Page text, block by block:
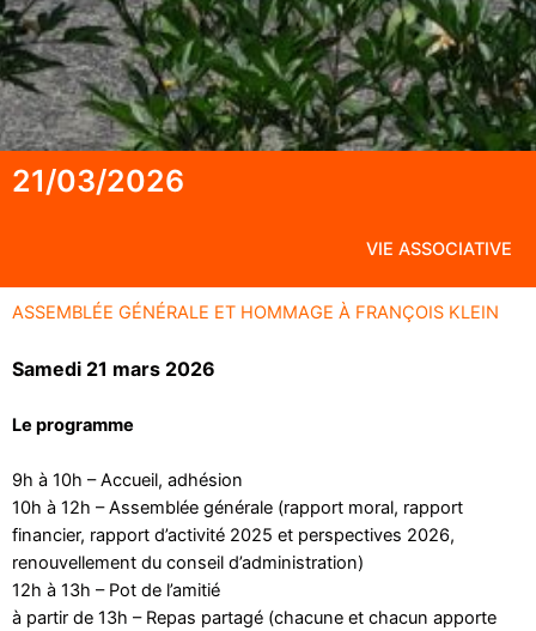
21/03/2026
VIE ASSOCIATIVE
ASSEMBLÉE GÉNÉRALE ET HOMMAGE À FRANÇOIS KLEIN
Samedi 21 mars 2026
Le programme
9h à 10h – Accueil, adhésion
10h à 12h – Assemblée générale (rapport moral, rapport
financier, rapport d’activité 2025 et perspectives 2026,
renouvellement du conseil d’administration)
12h à 13h – Pot de l’amitié
à partir de 13h – Repas partagé (chacune et chacun apporte